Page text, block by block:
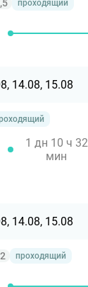
проходящий
14.08, 15.08
1 дн 10 ч 32
мин
14.08, 15.08
проходящий